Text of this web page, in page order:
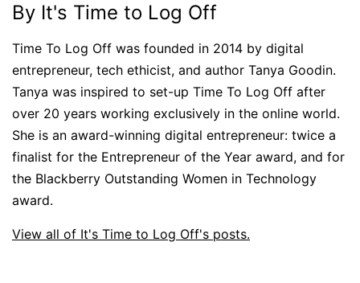
By It's Time to Log Off
Time To Log Off was founded in 2014 by digital
entrepreneur, tech ethicist, and author Tanya Goodin.
Tanya was inspired to set-up Time To Log Off after
over 20 years working exclusively in the online world.
She is an award-winning digital entrepreneur: twice a
finalist for the Entrepreneur of the Year award, and for
the Blackberry Outstanding Women in Technology
award.
View all of It's Time to Log Off's posts.